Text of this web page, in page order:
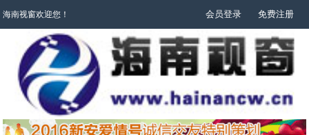
海南视窗欢迎您！ 会员登录 免费注册